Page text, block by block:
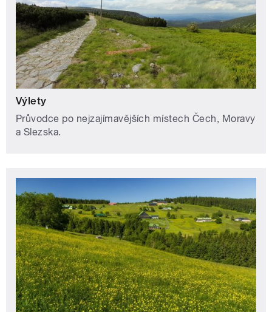
Výlety
Průvodce po nejzajímavějších místech Čech, Moravy
a Slezska.